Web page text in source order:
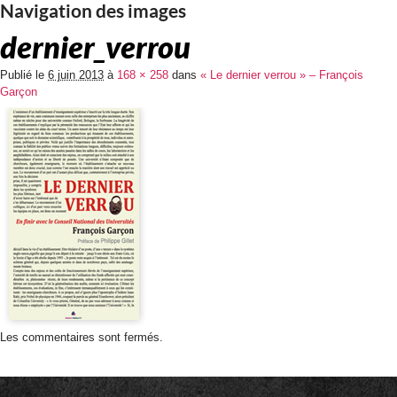
Navigation des images
dernier_verrou
Publié le 6 juin 2013 à 168 × 258 dans « Le dernier verrou » – François
Garçon
Les commentaires sont fermés.